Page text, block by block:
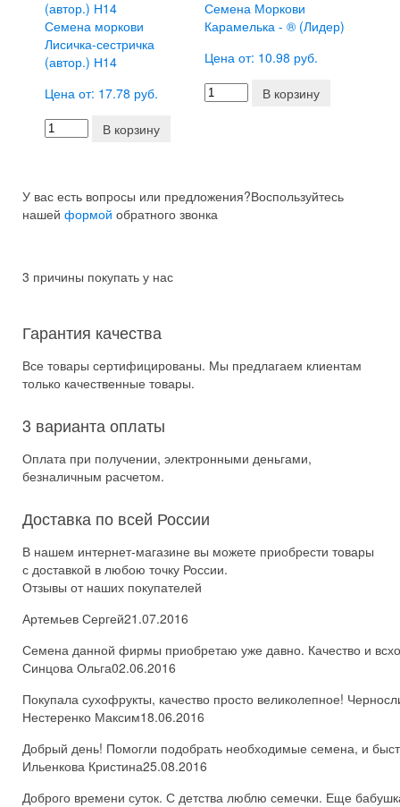
Семена моркови
Лисичка-сестричка
(автор.) Н14
Цена от: 17.78 руб.
В корзину
Семена Моркови
Карамелька - ® (Лидер)
Цена от: 10.98 руб.
В корзину
У вас есть вопросы или предложения?Воспользуйтесь
нашей формой обратного звонка
3 причины покупать у нас
Гарантия качества
Все товары сертифицированы. Мы предлагаем клиентам
только качественные товары.
3 варианта оплаты
Оплата при получении, электронными деньгами,
безналичным расчетом.
Доставка по всей России
В нашем интернет-магазине вы можете приобрести товары
с доставкой в любою точку России.
Отзывы от наших покупателей
Артемьев Сергей21.07.2016
Семена данной фирмы приобретаю уже давно. Качество и
Синцова Ольга02.06.2016
Покупала сухофрукты, качество просто великолепное!
Нестеренко Максим18.06.2016
Добрый день! Помогли подобрать необходимые семена, и
Ильенкова Кристина25.08.2016
Доброго времени суток. С детства люблю семечки. Еще